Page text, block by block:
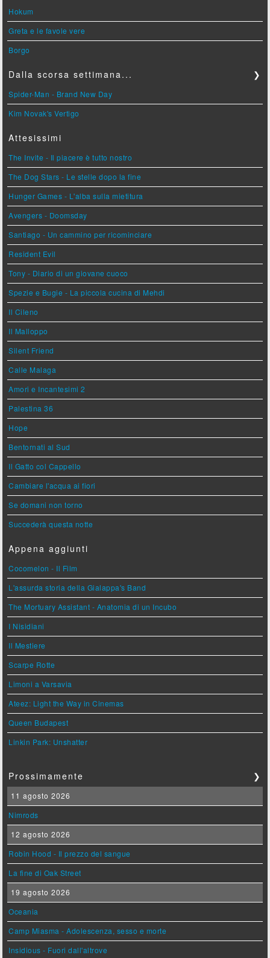
Hokum
Greta e le favole vere
Borgo
Dalla scorsa settimana... ❯
Spider-Man - Brand New Day
Kim Novak's Vertigo
Attesissimi
The Invite - Il piacere è tutto nostro
The Dog Stars - Le stelle dopo la fine
Hunger Games - L'alba sulla mietitura
Avengers - Doomsday
Santiago - Un cammino per ricominciare
Resident Evil
Tony - Diario di un giovane cuoco
Spezie e Bugie - La piccola cucina di Mehdi
Il Cileno
Il Malloppo
Silent Friend
Calle Malaga
Amori e Incantesimi 2
Palestina 36
Hope
Bentornati al Sud
Il Gatto col Cappello
Cambiare l'acqua ai fiori
Se domani non torno
Succederà questa notte
Appena aggiunti
Cocomelon - Il Film
L'assurda storia della Gialappa's Band
The Mortuary Assistant - Anatomia di un Incubo
I Nisidiani
Il Mestiere
Scarpe Rotte
Limoni a Varsavia
Ateez: Light the Way in Cinemas
Queen Budapest
Linkin Park: Unshatter
Prossimamente ❯
11 agosto 2026
Nimrods
12 agosto 2026
Robin Hood - Il prezzo del sangue
La fine di Oak Street
19 agosto 2026
Oceania
Camp Miasma - Adolescenza, sesso e morte
Insidious - Fuori dall'altrove